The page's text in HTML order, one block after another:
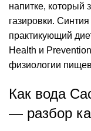
напитке, который
газировки.
практикующий
Health и
физиологии
Как вода
— разбор